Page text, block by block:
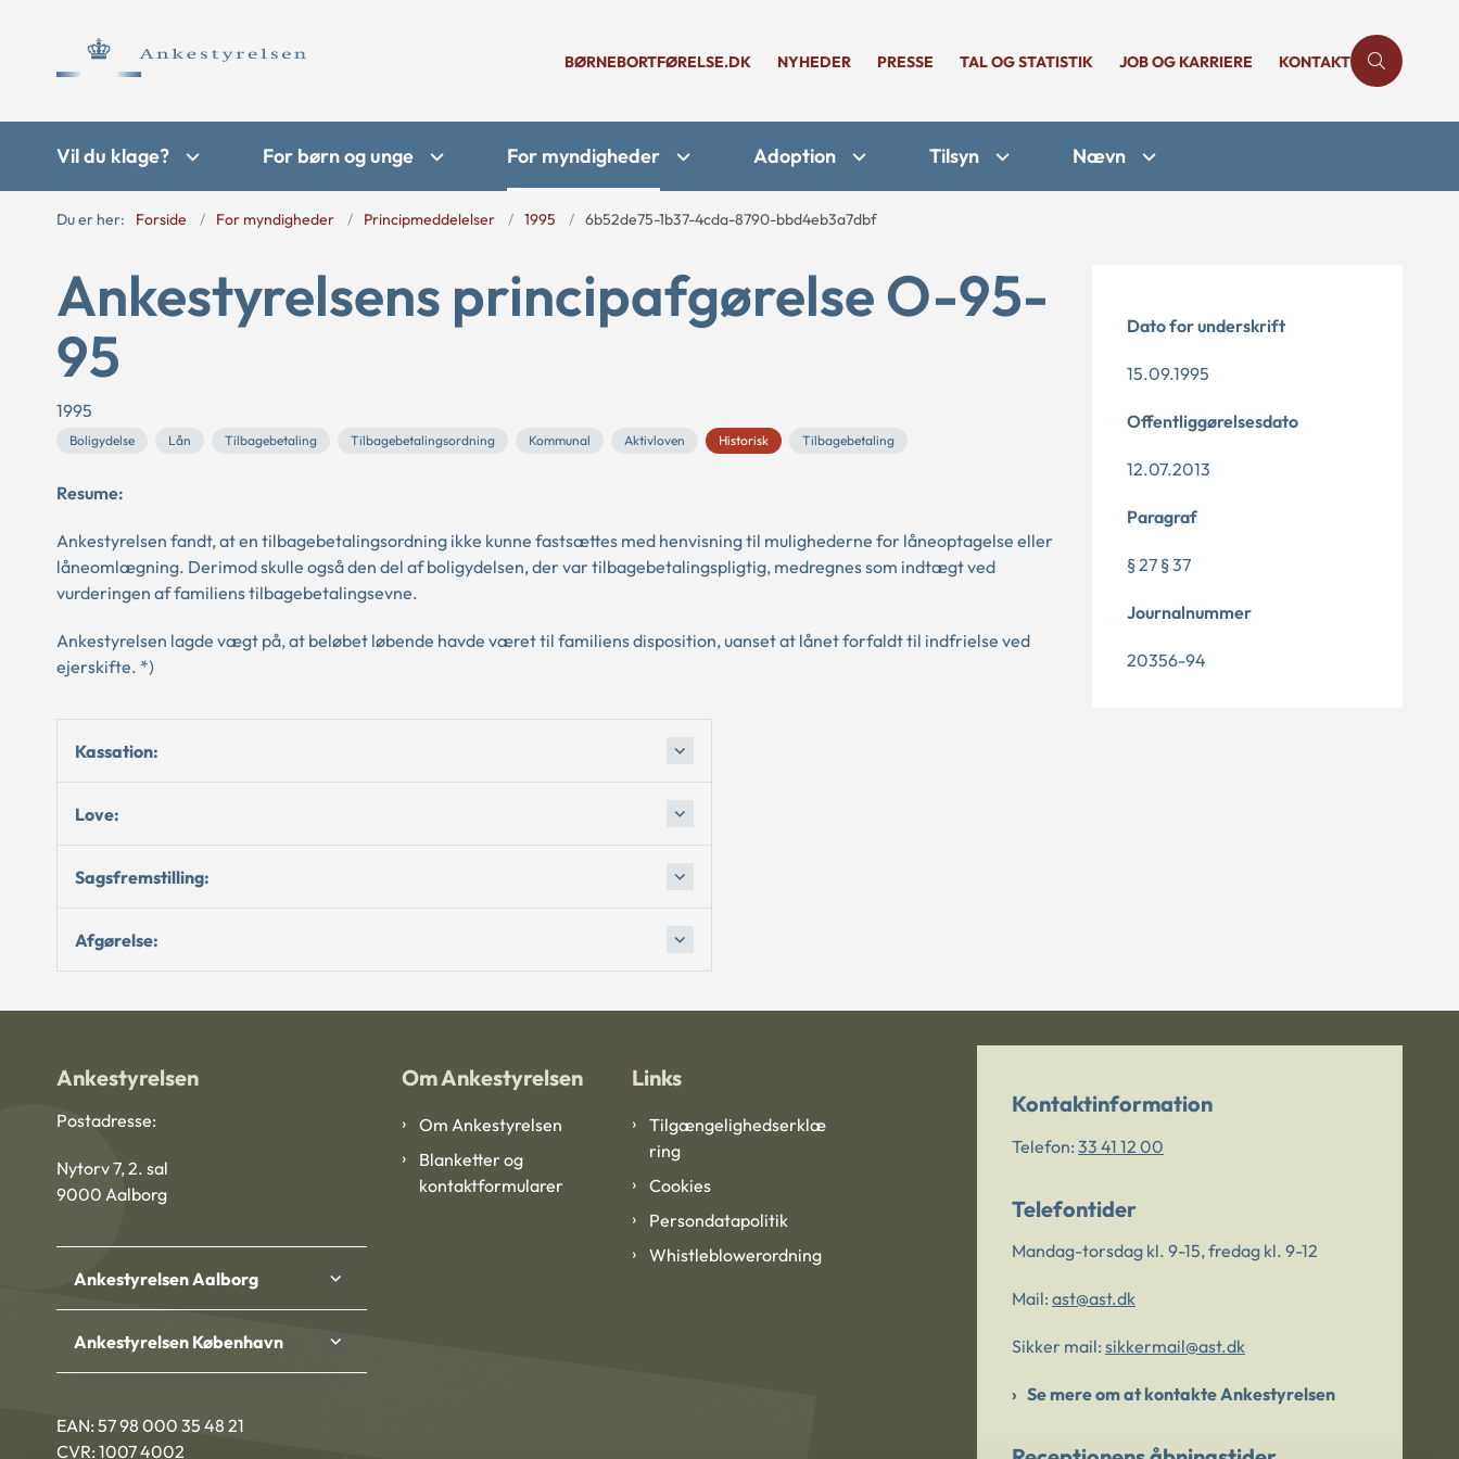
BØRNEBORTFØRELSE.DK NYHEDER PRESSE TAL OG STATISTIK JOB OG KARRIERE KONTAKT
Vil du klage? For børn og unge For myndigheder Adoption Tilsyn Nævn
Du er her: Forside For myndigheder Principmeddelelser 1995 6b52de75-1b37-4cda-8790-bbd4eb3a7dbf
Ankestyrelsens principafgørelse O-95-
95
1995
Boligydelse Lån Tilbagebetaling Tilbagebetalingsordning Kommunal Aktivloven Historisk Tilbagebetaling
Resume:
Ankestyrelsen fandt, at en tilbagebetalingsordning ikke kunne fastsættes med henvisning til mulighederne for låneoptagelse eller
låneomlægning. Derimod skulle også den del af boligydelsen, der var tilbagebetalingspligtig, medregnes som indtægt ved
vurderingen af familiens tilbagebetalingsevne.
Ankestyrelsen lagde vægt på, at beløbet løbende havde været til familiens disposition, uanset at lånet forfaldt til indfrielse ved
ejerskifte. *)
Kassation:
Love:
Sagsfremstilling:
Afgørelse:
Dato for underskrift
15.09.1995
Offentliggørelsesdato
12.07.2013
Paragraf
§ 27 § 37
Journalnummer
20356-94
Ankestyrelsen
Postadresse:
Nytorv 7, 2. sal
9000 Aalborg
Ankestyrelsen Aalborg
Ankestyrelsen København
EAN: 57 98 000 35 48 21
CVR: 1007 4002
Om Ankestyrelsen
Om Ankestyrelsen
Blanketter og
kontaktformularer
Links
Tilgængelighedserklæ
ring
Cookies
Persondatapolitik
Whistleblowerordning
Kontaktinformation
Telefon: 33 41 12 00
Telefontider
Mandag-torsdag kl. 9-15, fredag kl. 9-12
Mail: ast@ast.dk
Sikker mail: sikkermail@ast.dk
Se mere om at kontakte Ankestyrelsen